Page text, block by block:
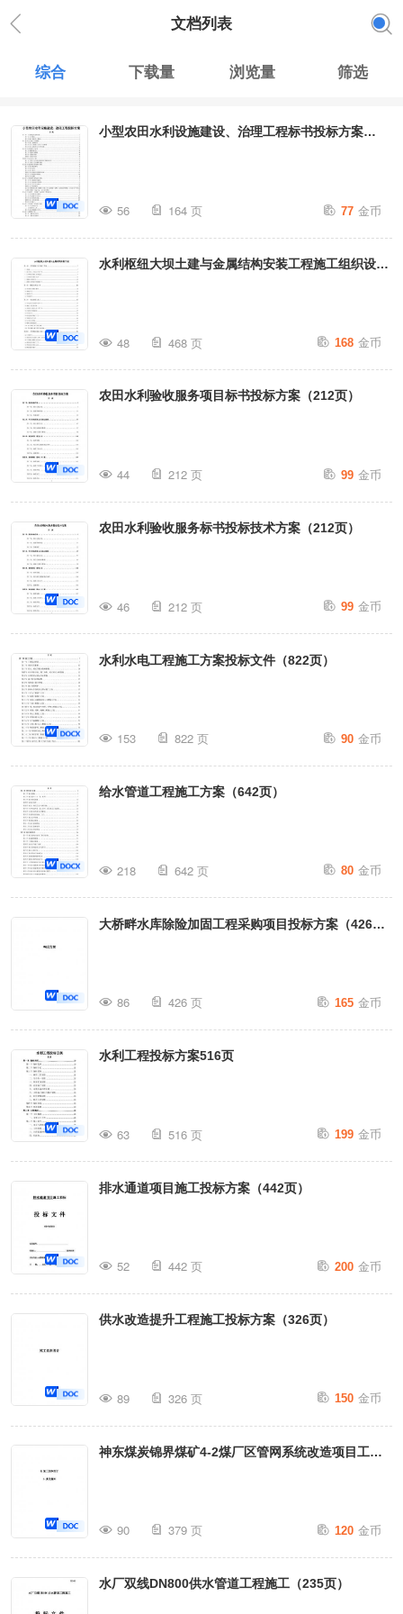
文档列表
综合 下载量 浏览量 筛选
小型农田水利设施建设、治理工程标书投标方案
56 164 页 77 金币
水利枢纽大坝土建与金属结构安装工程施工组织设计
48 468 页 168 金币
农田水利验收服务项目标书投标方案（212页）
44 212 页 99 金币
农田水利验收服务标书投标技术方案（212页）
46 212 页 99 金币
水利水电工程施工方案投标文件（822页）
153 822 页 90 金币
给水管道工程施工方案（642页）
218 642 页 80 金币
大桥畔水库除险加固工程采购项目投标方案（426
86 426 页 165 金币
水利工程投标方案516页
63 516 页 199 金币
排水通道项目施工投标方案（442页）
52 442 页 200 金币
供水改造提升工程施工投标方案（326页）
89 326 页 150 金币
神东煤炭锦界煤矿4-2煤厂区管网系统改造项目工程
90 379 页 120 金币
水厂双线DN800供水管道工程施工（235页）